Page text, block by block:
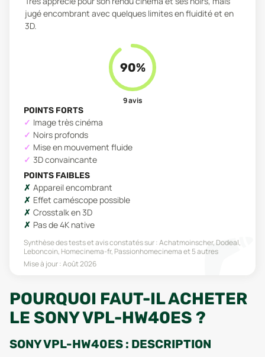
jugé encombrant avec quelques limites en fluidité et en
3D.
90%
9avis
POINTS FORTS
Image très cinéma
Noirs profonds
Mise en mouvement fluide
3D convaincante
POINTS FAIBLES
Appareil encombrant
Effet caméscope possible
Crosstalk en 3D
Pas de 4K native
Synthèse des tests et avis constatés sur :Achatmoinscher, Dodeal,
Leboncoin, Homecinema-fr, Passionhomecinemaet 5 autres
Mise à jour :Août 2026
POURQUOI FAUT-IL ACHETER
LE SONY VPL-HW40ES ?
SONY VPL-HW40ES : DESCRIPTION